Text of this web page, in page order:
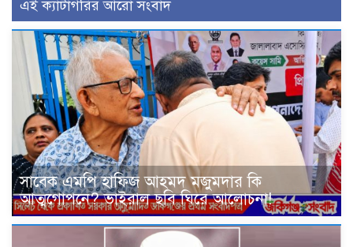
এই ক্যাটাগরির আরো সংবাদ
সাবেক এমপি হাফিজ আহমদ মজুমদার কি
আত্মগোপনে? ভাইরাল ছবি ঘিরে আলোচনা!